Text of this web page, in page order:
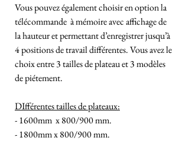
Vous pouvez également choisir en option la
télécommande à mémoire avec affichage de
la hauteur et permettant d’enregistrer jusqu’à
4 positions de travail différentes. Vous avez le
choix entre 3 tailles de plateau et 3 modèles
de piétement.
DIfférentes tailles de plateaux:
- 1600mm x 800/900 mm.
- 1800mm x 800/900 mm.